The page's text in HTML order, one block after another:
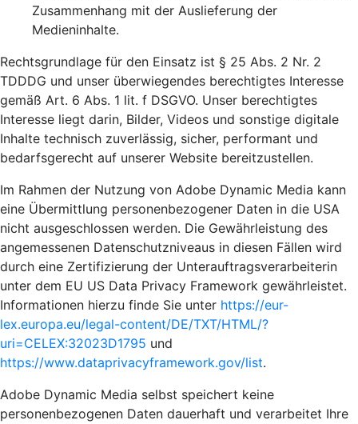
Zusammenhang mit der Auslieferung der
Medieninhalte.
Rechtsgrundlage für den Einsatz ist § 25 Abs. 2 Nr. 2
TDDDG und unser überwiegendes berechtigtes Interesse
gemäß Art. 6 Abs. 1 lit. f DSGVO. Unser berechtigtes
Interesse liegt darin, Bilder, Videos und sonstige digitale
Inhalte technisch zuverlässig, sicher, performant und
bedarfsgerecht auf unserer Website bereitzustellen.
Im Rahmen der Nutzung von Adobe Dynamic Media kann
eine Übermittlung personenbezogener Daten in die USA
nicht ausgeschlossen werden. Die Gewährleistung des
angemessenen Datenschutzniveaus in diesen Fällen wird
durch eine Zertifizierung der Unterauftragsverarbeiterin
unter dem EU US Data Privacy Framework gewährleistet.
Informationen hierzu finde Sie unter https://eur-
lex.europa.eu/legal-content/DE/TXT/HTML/?
uri=CELEX:32023D1795 und
https://www.dataprivacyframework.gov/list.
Adobe Dynamic Media selbst speichert keine
personenbezogenen Daten dauerhaft und verarbeitet Ihre